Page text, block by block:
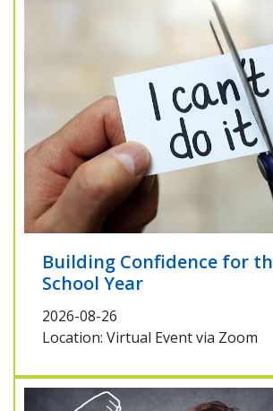
Building Confidence for
School Year
2026-08-26
Location: Virtual Event via Zoom